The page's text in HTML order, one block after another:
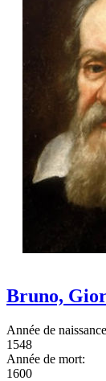
Bruno,
Année de
1548
Année de mort:
1600